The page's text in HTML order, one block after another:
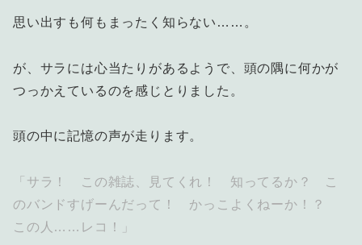
思い出すも何もまったく知らない……。
が、サラには心当たりがあるようで、頭の隅に何かが
つっかえているのを感じとりました。
頭の中に記憶の声が走ります。
「サラ！ この雑誌、見てくれ！ 知ってるか？ こ
のバンドすげーんだって！ かっこよくねーか！？
この人……レコ！」